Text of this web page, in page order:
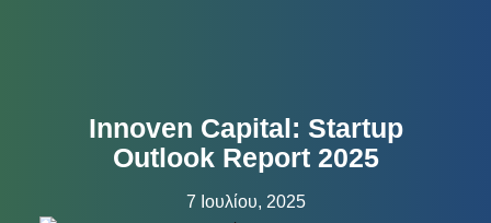
Innoven Capital: Startup
Outlook Report 2025
7 Ιουλίου, 2025